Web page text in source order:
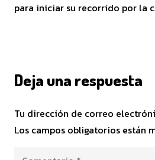
para iniciar su recorrido por la
Deja una respuesta
Tu dirección de correo
Los campos obligatorios están